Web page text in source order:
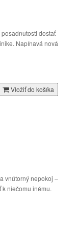
dostať
Napínavá nová
Vložiť do košíka
vnútorný nepokoj –
niečomu inému.